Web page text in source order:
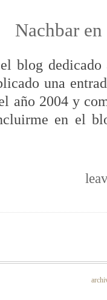
Nachbar
el blog
una
año 2004 y
en el